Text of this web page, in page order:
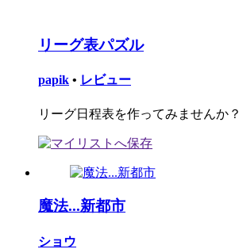
リーグ表パズル
papik • レビュー
リーグ日程表を作ってみませんか？
魔法...新都市
ショウ